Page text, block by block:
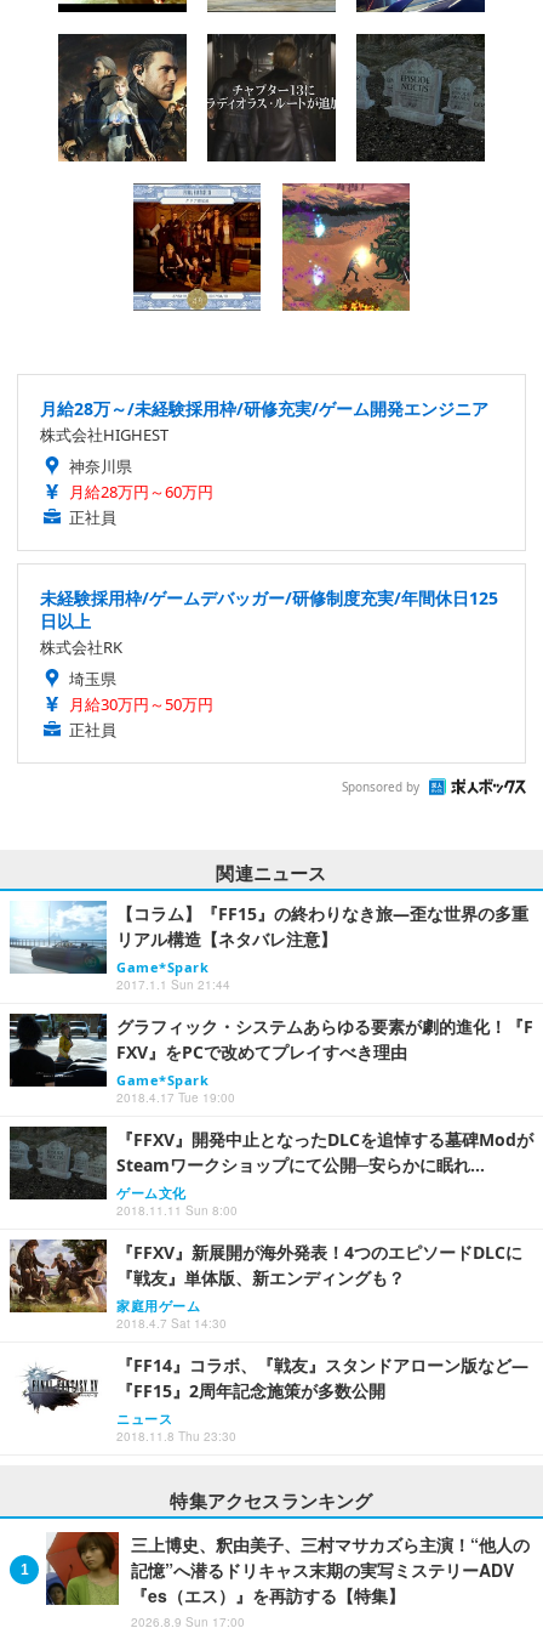
月給28万～/未経験採用枠/研修充実/ゲーム開発エンジニア
株式会社HIGHEST
神奈川県
月給28万円～60万円
正社員
未経験採用枠/ゲームデバッガー/研修制度充実/年間休日125
日以上
株式会社RK
埼玉県
月給30万円～50万円
正社員
Sponsored by
関連ニュース
【コラム】『FF15』の終わりなき旅―歪な世界の多重
リアル構造【ネタバレ注意】
Game*Spark
2017.1.1 Sun 21:44
グラフィック・システムあらゆる要素が劇的進化！『F
FXV』をPCで改めてプレイすべき理由
Game*Spark
2018.4.17 Tue 19:00
『FFXV』開発中止となったDLCを追悼する墓碑Modが
Steamワークショップにて公開─安らかに眠れ…
ゲーム文化
2018.11.11 Sun 8:00
『FFXV』新展開が海外発表！4つのエピソードDLCに
『戦友』単体版、新エンディングも？
家庭用ゲーム
2018.4.7 Sat 14:30
『FF14』コラボ、『戦友』スタンドアローン版など―
『FF15』2周年記念施策が多数公開
ニュース
2018.11.8 Thu 23:30
特集アクセスランキング
三上博史、釈由美子、三村マサカズら主演！“他人の
記憶”へ潜るドリキャス末期の実写ミステリーADV
『es（エス）』を再訪する【特集】
2026.8.9 Sun 17:00